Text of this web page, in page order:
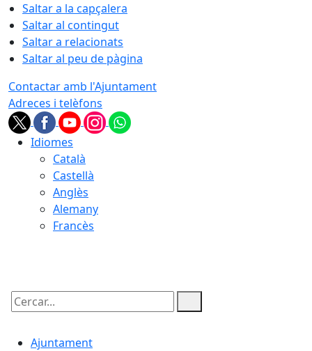
Saltar a la capçalera
Saltar al contingut
Saltar a relacionats
Saltar al peu de pàgina
Contactar amb l'Ajuntament
Adreces i telèfons
Idiomes
Català
Castellà
Anglès
Alemany
Francès
Cercar:
Ajuntament